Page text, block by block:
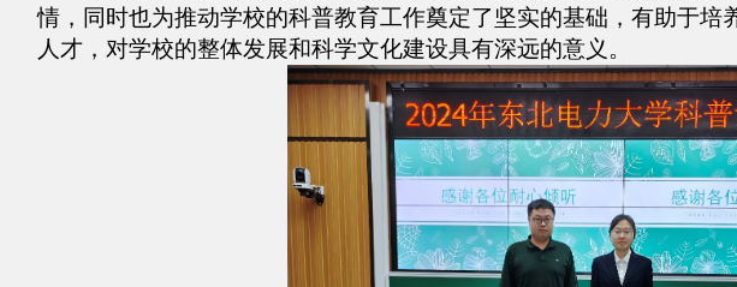
情，同时也为推动学校的科普教育工作奠定了坚实的基础，有助于培
人才，对学校的整体发展和科学文化建设具有深远的意义。